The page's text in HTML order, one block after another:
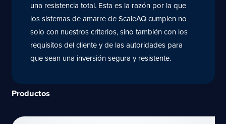
una resistencia total. Esta es la razón por la que
los sistemas de amarre de ScaleAQ cumplen no
solo con nuestros criterios, sino también con los
requisitos del cliente y de las autoridades para
que sean una inversión segura y resistente.
Productos